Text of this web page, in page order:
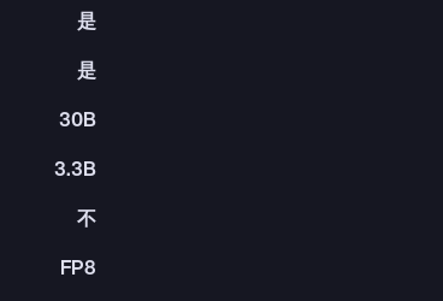
是
是
30B
3.3B
不
FP8